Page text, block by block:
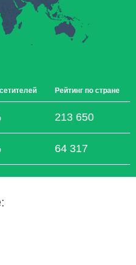
Рейтинг по стране
213 650
64 317